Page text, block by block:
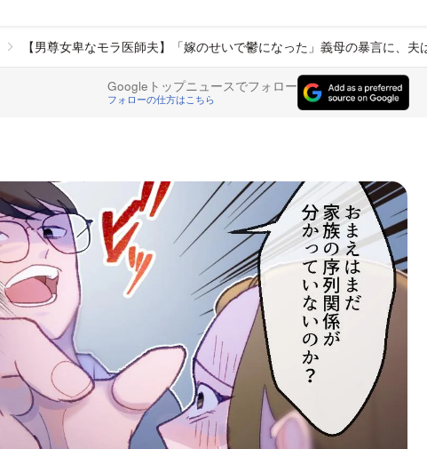
【男尊女卑なモラ医師夫】「嫁のせいで鬱になった」義母の暴言に、夫
Googleトップニュースでフォロー
フォローの仕方はこちら